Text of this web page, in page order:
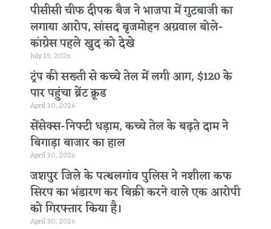
पीसीसी चीफ दीपक बैज ने भाजपा में गुटबाजी का
लगाया आरोप, सांसद बृजमोहन अग्रवाल बोले-
कांग्रेस पहले खुद को देखे
July 15, 2026
ट्रंप की सख्ती से कच्चे तेल में लगी आग, $120 के
पार पहुंचा ब्रेंट क्रूड
April 30, 2026
सेंसेक्स-निफ्टी धड़ाम, कच्चे तेल के बढ़ते दाम ने
बिगाड़ा बाजार का हाल
April 30, 2026
जशपुर जिले के पत्थलगांव पुलिस ने नशीला कफ
सिरप का भंडारण कर बिक्री करने वाले एक आरोपी
को गिरफ्तार किया है।
April 30, 2026